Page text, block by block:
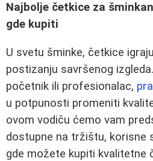
Najbolje četkice za
gde kupiti
U svetu šminke, četkice
postizanju savršenog
početnik ili profesionalac,
u potpunosti promeniti
ovom vodiču ćemo vam
dostupne na tržištu, korisne
gde možete kupiti kvalitetne